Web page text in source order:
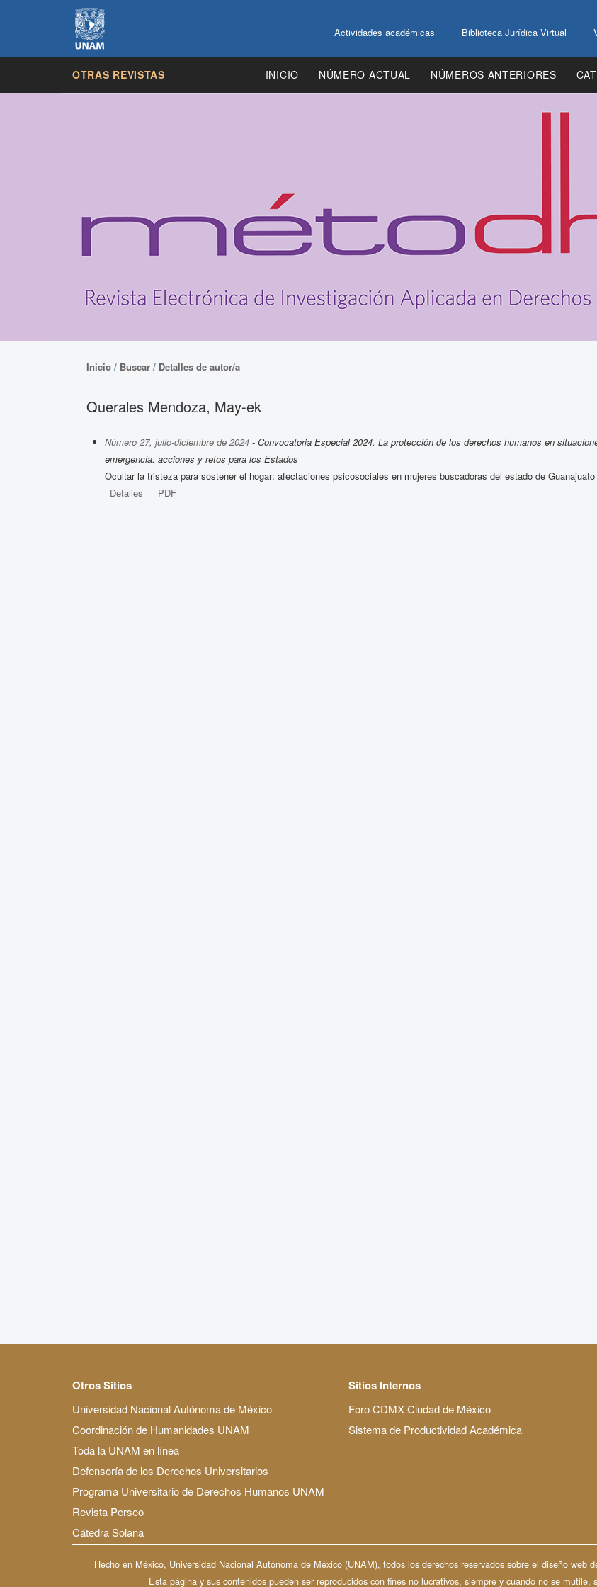
Actividades académicas Biblioteca Jurídica Virtual
OTRAS REVISTAS INICIO NÚMERO ACTUAL NÚMEROS ANTERIORES
Inicio / Buscar / Detalles de autor/a
Querales Mendoza, May-ek
Número 27, julio-diciembre de 2024 - Convocatoria Especial 2024. La protección de los derechos humanos en
emergencia: acciones y retos para los Estados
Ocultar la tristeza para sostener el hogar: afectaciones psicosociales en mujeres buscadoras del estado de Guanajuato
Detalles
PDF
Otros Sitios
Universidad Nacional Autónoma de México
Coordinación de Humanidades UNAM
Toda la UNAM en línea
Defensoría de los Derechos Universitarios
Programa Universitario de Derechos Humanos UNAM
Revista Perseo
Cátedra Solana
Sitios Internos
Foro CDMX Ciudad de México
Sistema de Productividad Académica
Hecho en México, Universidad Nacional Autónoma de México (UNAM), todos los derechos reservados sobre el diseño web
Esta página y sus contenidos pueden ser reproducidos con fines no lucrativos, siempre y cuando no se